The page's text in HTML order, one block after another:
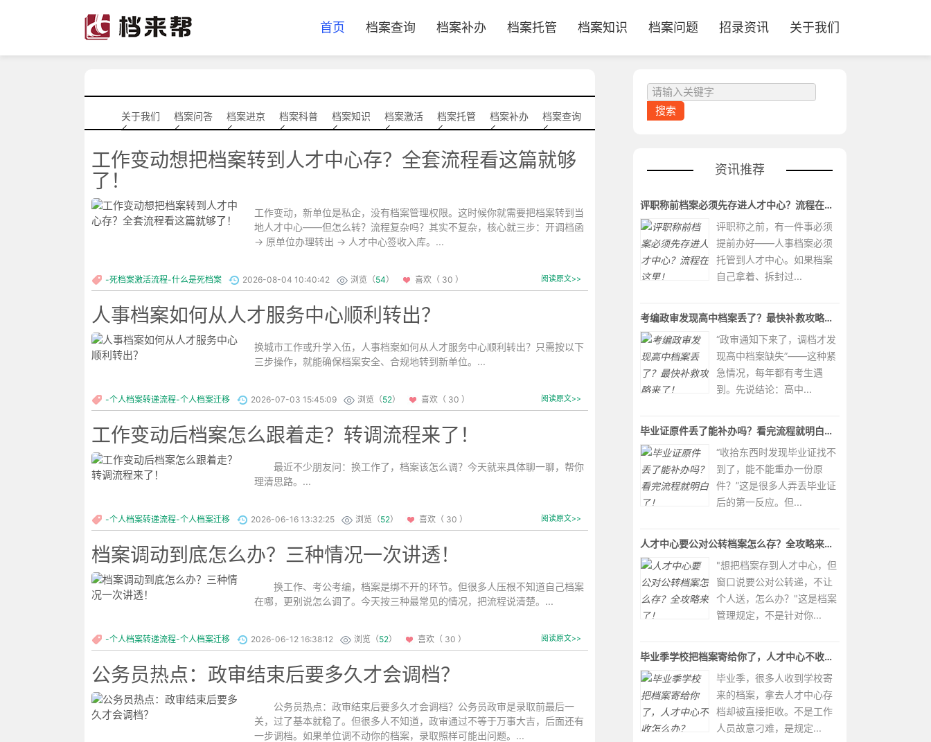
首页 档案查询 档案补办 档案托管 档案知识 档案问题 招录资讯 关于我们
档案查询
档案补办
档案托管
档案激活
档案知识
档案科普
档案进京
档案问答
关于我们
工作变动想把档案转到人才中心存？全套流程看这篇就够
了！
工作变动，新单位是私企，没有档案管理权限。这时候你就需要把档案转到当
地人才中心——但怎么转？流程复杂吗？其实不复杂，核心就三步：开调档函
→ 原单位办理转出 → 人才中心签收入库。...
-死档案激活流程-什么是死档案 2026-08-04 10:40:42 浏览（54） 喜欢（ 30 ） 阅读原文>>
人事档案如何从人才服务中心顺利转出？
换城市工作或升学入伍，人事档案如何从人才服务中心顺利转出？只需按以下
三步操作，就能确保档案安全、合规地转到新单位。...
-个人档案转递流程-个人档案迁移 2026-07-03 15:45:09 浏览（52） 喜欢（ 30 ） 阅读原文>>
工作变动后档案怎么跟着走？转调流程来了！
最近不少朋友问：换工作了，档案该怎么调？今天就来具体聊一聊，帮你
理清思路。...
-个人档案转递流程-个人档案迁移 2026-06-16 13:32:25 浏览（52） 喜欢（ 30 ） 阅读原文>>
档案调动到底怎么办？三种情况一次讲透！
换工作、考公考编，档案是绑不开的环节。但很多人压根不知道自己档案
在哪，更别说怎么调了。今天按三种最常见的情况，把流程说清楚。...
-个人档案转递流程-个人档案迁移 2026-06-12 16:38:12 浏览（52） 喜欢（ 30 ） 阅读原文>>
公务员热点：政审结束后要多久才会调档？
公务员热点：政审结束后要多久才会调档？公务员政审是录取前最后一
关，过了基本就稳了。但很多人不知道，政审通过不等于万事大吉，后面还有
一步调档。如果单位调不动你的档案，录取照样可能出问题。...
资讯推荐
评职称前档案必须先存进人才中心？流程在这里！
评职称之前，有一件事必须
提前办好——人事档案必须
托管到人才中心。如果档案
自己拿着、拆封过...
考编政审发现高中档案丢了？最快补救攻略来了！
“政审通知下来了，调档才发
现高中档案缺失”——这种紧
急情况，每年都有考生遇
到。先说结论：高中...
毕业证原件丢了能补办吗？看完流程就明白了！
“收拾东西时发现毕业证找不
到了，能不能重办一份原
件？”这是很多人弄丢毕业证
后的第一反应。但...
人才中心要公对公转档案怎么存？全攻略来了！
"想把档案存到人才中心，但
窗口说要公对公转递，不让
个人送，怎么办？"这是档案
管理规定，不是针对你...
毕业季学校把档案寄给你了，人才中心不收怎么办？
毕业季，很多人收到学校寄
来的档案，拿去人才中心存
档却被直接拒收。不是工作
人员故意刁难，是规定...